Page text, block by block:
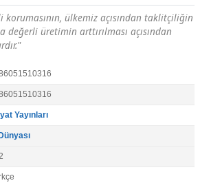
korumasının, ülkemiz açısından taklitçiliğin
değerli üretimin arttırılması açısından
Yayınları